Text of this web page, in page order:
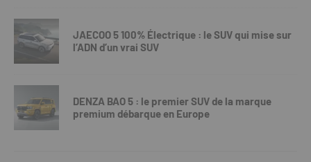
JAECOO 5 100% Électrique : le SUV qui mise sur
l’ADN d’un vrai SUV
DENZA BAO 5 : le premier SUV de la marque
premium débarque en Europe